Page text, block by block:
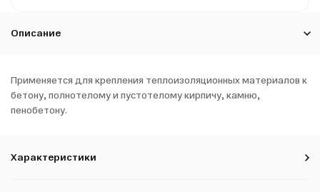
Описание
Применяется для крепления теплоизоляционных материалов к
бетону, полнотелому и пустотелому кирпичу, камню,
пенобетону.
Характеристики